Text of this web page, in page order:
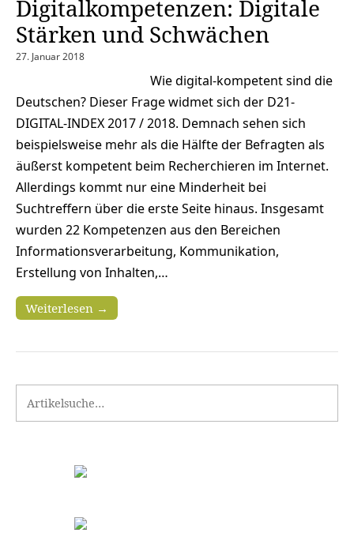
Digitalkompetenzen: Digitale
Stärken und Schwächen
27. Januar 2018
Wie digital-kompetent sind die
Deutschen? Dieser Frage widmet sich der D21-
DIGITAL-INDEX 2017 / 2018. Demnach sehen sich
beispielsweise mehr als die Hälfte der Befragten als
äußerst kompetent beim Recherchieren im Internet.
Allerdings kommt nur eine Minderheit bei
Suchtreffern über die erste Seite hinaus. Insgesamt
wurden 22 Kompetenzen aus den Bereichen
Informationsverarbeitung, Kommunikation,
Erstellung von Inhalten,…
Weiterlesen →